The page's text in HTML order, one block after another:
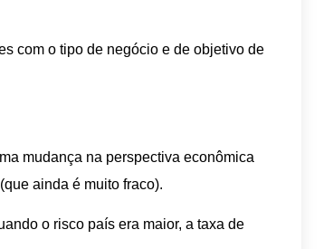
com o tipo de negócio e de objetivo de
mudança na perspectiva econômica
ainda é muito fraco).
o risco país era maior, a taxa de